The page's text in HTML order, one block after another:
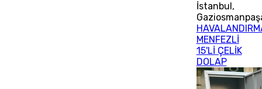
İstanbul ,
MENFEZLİ
15'Lİ ÇELİK
DOLAP